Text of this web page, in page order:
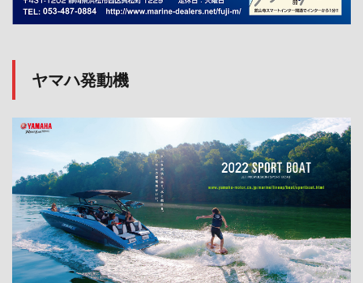
ヤマハ発動機